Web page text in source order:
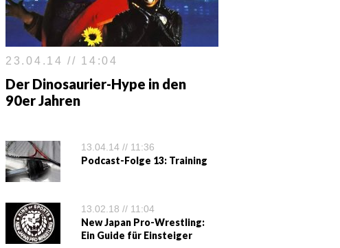
23.04.14 // 14:04
Der Dinosaurier-Hype in den
90er Jahren
13.04.14 // 11:36
Podcast-Folge 13: Training
13.02.18 // 11:04
New Japan Pro-Wrestling:
Ein Guide für Einsteiger